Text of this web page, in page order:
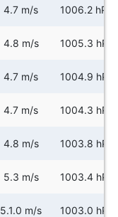
4.7 m/s 1006.2 hPa
4.8 m/s 1005.3 hPa
4.7 m/s 1004.9 hPa
4.7 m/s 1004.3 hPa
4.8 m/s 1003.8 hPa
5.3 m/s 1003.4 hPa
5.1.0 m/s 1003.0 hPa